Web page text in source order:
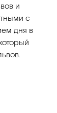
и
с
дня в